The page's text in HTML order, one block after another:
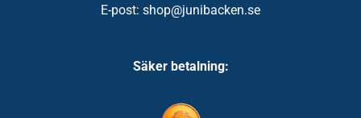
E-post: shop@junibacken.se
Säker betalning: